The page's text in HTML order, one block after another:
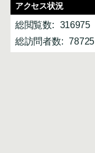
アクセス状況
総閲覧数:
316975
総訪問者数:
78725